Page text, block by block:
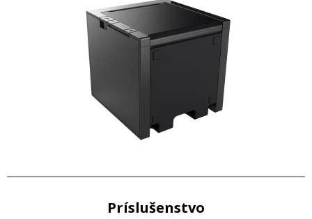
Príslušenstvo